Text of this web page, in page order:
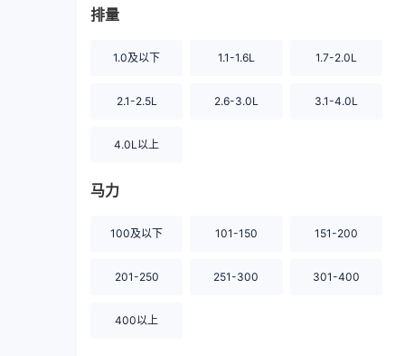
排量
1.0及以下 1.1-1.6L 1.7-2.0L
2.1-2.5L 2.6-3.0L 3.1-4.0L
4.0L以上
马力
100及以下 101-150 151-200
201-250 251-300 301-400
400以上